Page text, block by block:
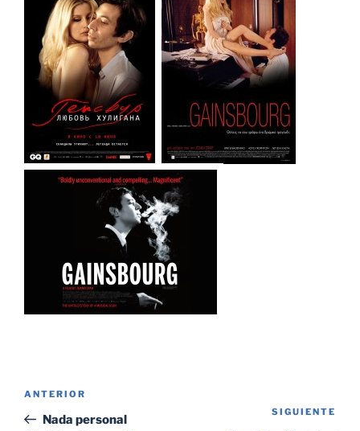
Entrada
anterior:
ANTERIOR
Nada personal
SIGUIENTE